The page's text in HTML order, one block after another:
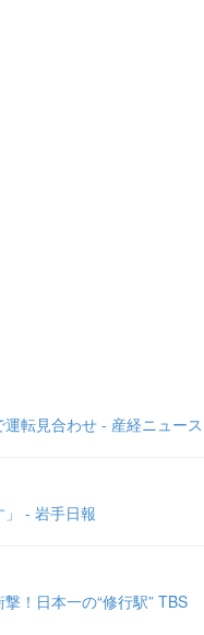
転見合わせ - 産経ニュース
- 岩手日報
！日本一の“修行駅” TBS